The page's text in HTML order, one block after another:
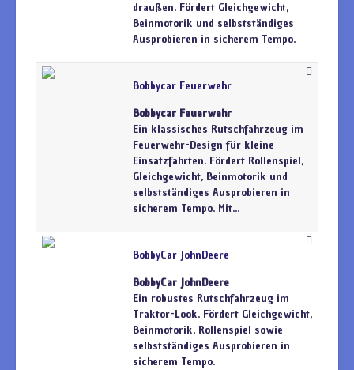
draußen. Fördert Gleichgewicht,
Beinmotorik und selbstständiges
Ausprobieren in sicherem Tempo.
Bobbycar Feuerwehr
Bobbycar Feuerwehr
Ein klassisches Rutschfahrzeug im
Feuerwehr-Design für kleine
Einsatzfahrten. Fördert Rollenspiel,
Gleichgewicht, Beinmotorik und
selbstständiges Ausprobieren in
sicherem Tempo. Mit...
BobbyCar JohnDeere
BobbyCar JohnDeere
Ein robustes Rutschfahrzeug im
Traktor-Look. Fördert Gleichgewicht,
Beinmotorik, Rollenspiel sowie
selbstständiges Ausprobieren in
sicherem Tempo.